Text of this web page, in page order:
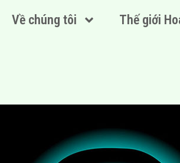
Về chúng tôi Thế giới